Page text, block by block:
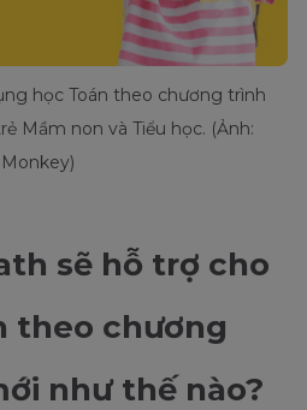
học Toán theo chương trình
Mầm non và Tiểu học. (Ảnh:
Monkey)
sẽ hỗ trợ cho
theo chương
như thế nào?